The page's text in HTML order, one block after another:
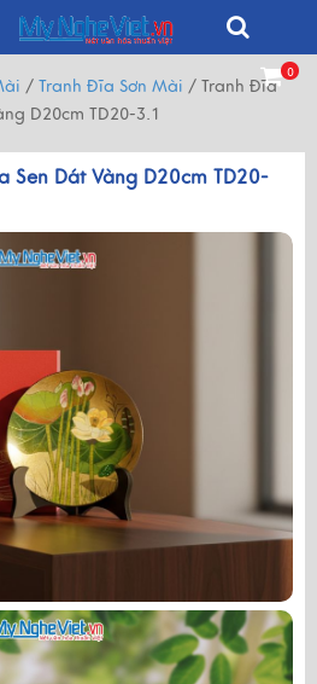
0
/ Tranh Đĩa Sơn Mài / Tranh Đĩa
D20cm TD20-3.1
Sen Dát Vàng D20cm TD20-